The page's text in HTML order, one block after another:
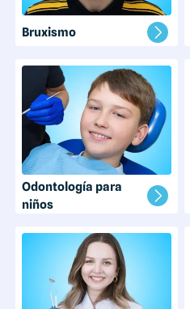
Bruxismo
Odontología para
niños